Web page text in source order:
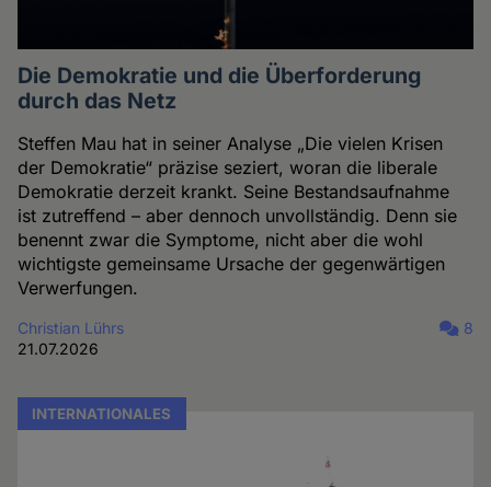
Die Demokratie und die Überforderung
durch das Netz
Steffen Mau hat in seiner Analyse „Die vielen Krisen
der Demokratie“ präzise seziert, woran die liberale
Demokratie derzeit krankt. Seine Bestandsaufnahme
ist zutreffend – aber dennoch unvollständig. Denn sie
benennt zwar die Symptome, nicht aber die wohl
wichtigste gemeinsame Ursache der gegenwärtigen
Verwerfungen.
Christian Lührs
21.07.2026
8
INTERNATIONALES